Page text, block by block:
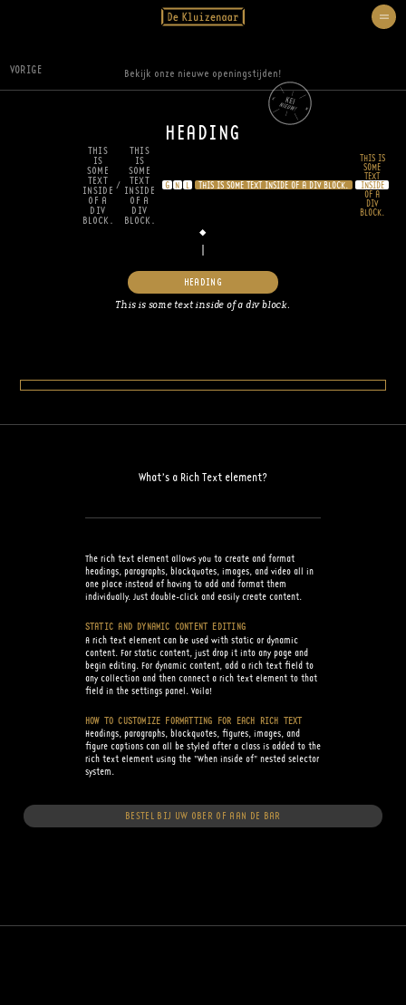
Bekijk onze nieuwe openingstijden!
VORIGE
HEADING
THIS
IS
SOME
TEXT
INSIDE
OF A
DIV
BLOCK.
/
THIS
IS
SOME
TEXT
INSIDE
OF A
DIV
BLOCK.
G N L THIS IS SOME TEXT INSIDE OF A DIV BLOCK.
THIS IS
SOME
TEXT
INSIDE
OF A
DIV
BLOCK.
HEADING
This is some text inside of a div block.
What’s a Rich Text element?
The rich text element allows you to create and format
headings, paragraphs, blockquotes, images, and video all in
one place instead of having to add and format them
individually. Just double-click and easily create content.
STATIC AND DYNAMIC CONTENT EDITING
A rich text element can be used with static or dynamic
content. For static content, just drop it into any page and
begin editing. For dynamic content, add a rich text field to
any collection and then connect a rich text element to that
field in the settings panel. Voila!
HOW TO CUSTOMIZE FORMATTING FOR EACH RICH TEXT
Headings, paragraphs, blockquotes, figures, images, and
figure captions can all be styled after a class is added to the
rich text element using the "When inside of" nested selector
system.
BESTEL BIJ UW OBER OF AAN DE BAR